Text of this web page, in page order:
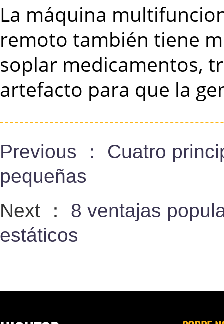
La máquina
remoto también tiene
soplar medicamentos,
artefacto para que la
Previous ： Cuatro
pequeñas
Next ： 8 ventajas
estáticos